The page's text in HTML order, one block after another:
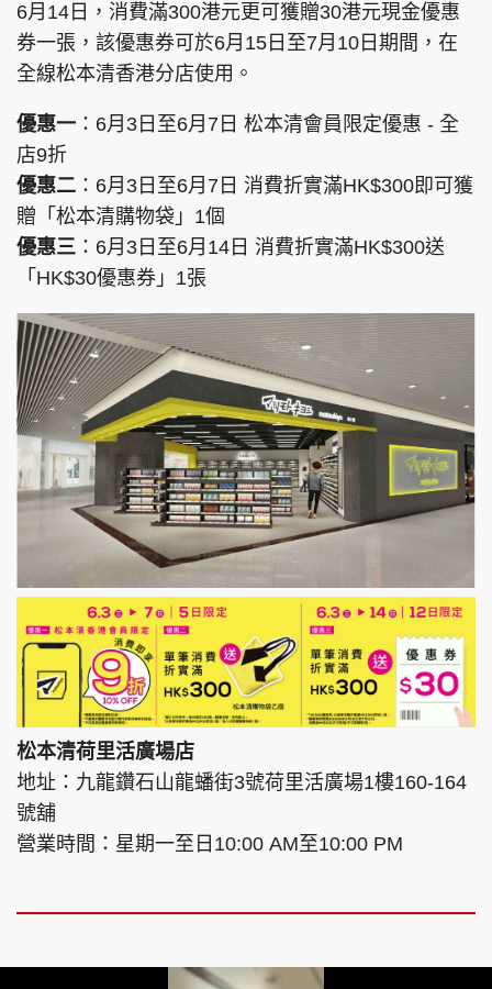
親子王 Oh!爸媽 JobMarket
頭條搵工 EDUPLUS
關於我們
聯絡我們 版權及免責聲明
Copyright © 東周網 版權所有 . 不得轉載
©Eastweek.com.hk. All rights reserved.
6月14日，消費滿300港元更可獲贈30港元現金優惠
券一張，該優惠券可於6月15日至7月10日期間，在
全線松本清香港分店使用。
優惠一 ：6月3日至6月7日 松本清會員限定優惠 - 全
店9折
優惠二 ：6月3日至6月7日 消費折實滿HK$300即可獲
贈「松本清購物袋」1個
優惠三 ：6月3日至6月14日 消費折實滿HK$300送
「HK$30優惠券」1張
松本清荷里活廣場店
地址：九龍鑽石山龍蟠街3號荷里活廣場1樓160-164
號舖
營業時間：星期一至日10:00 AM至10:00 PM